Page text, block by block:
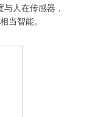
人在传感器，
当智能。